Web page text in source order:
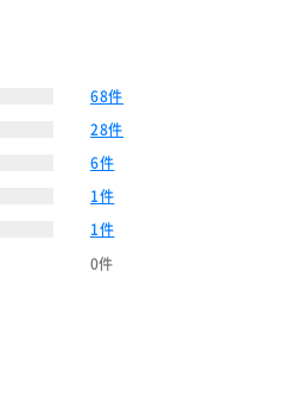
68件
28件
6件
1件
1件
0件